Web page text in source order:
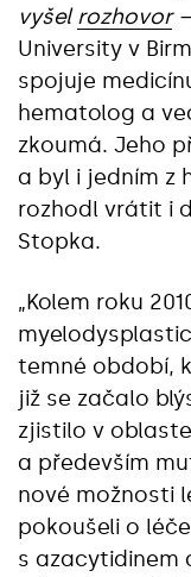
vyšelrozhovor–
University v
spojuje
hematolog a
zkoumá. Jeho
a byl i jedním z
rozhodl vrátit i
Stopka.
„Kolem roku
temné období,
již se začalo
zjistilo v
a především
nové možnosti
pokoušeli o
s azacytidinem